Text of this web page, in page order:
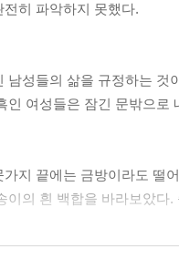
히 파악하지 못했다.
남성들의 삶을 규정하는
인 여성들은 잠긴 문밖으로
지 끝에는 금방이라도 떨
이의 흰 백합을 바라보았